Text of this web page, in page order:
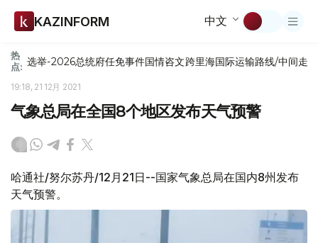
KAZINFORM 中文
热
点: 选举-2026总统府任免事件国情咨文跨里海国际运输路线/中间走廊
19:18, 21 12月 2021
气象总局在全国8个地区发布天气预警
哈通社/努尔苏丹/12月21日--国家气象总局在国内8州发布
天气预警。